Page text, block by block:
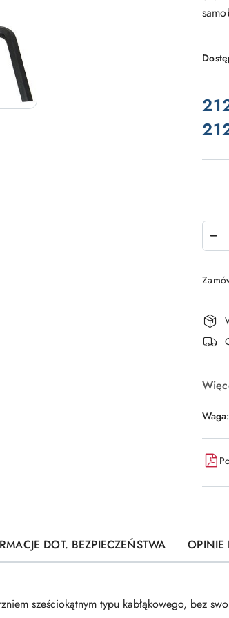
Cena:
i
Waga:
DOT. BEZPIECZEŃSTWA OPINIE
sześciokątnym typu kabłąkowego, bez